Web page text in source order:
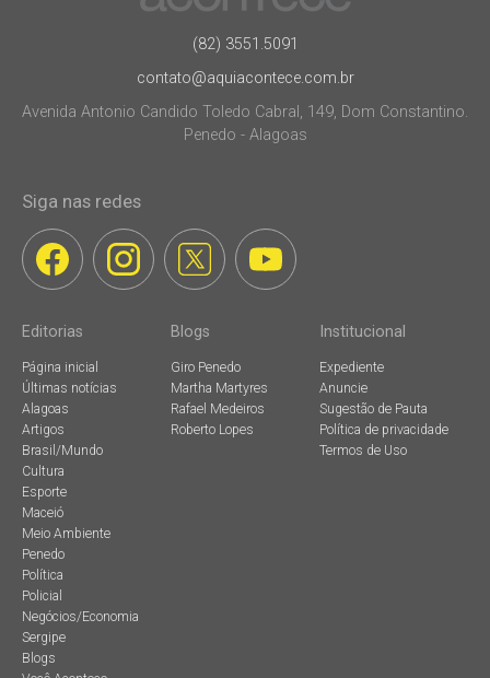
(82) 3551.5091
contato@aquiacontece.com.br
Avenida Antonio Candido Toledo Cabral, 149, Dom Constantino.
Penedo - Alagoas
Siga nas redes
Editorias
Página inicial
Últimas notícias
Alagoas
Artigos
Brasil/Mundo
Cultura
Esporte
Maceió
Meio Ambiente
Penedo
Política
Policial
Negócios/Economia
Sergipe
Blogs
Blogs
Giro Penedo
Martha Martyres
Rafael Medeiros
Roberto Lopes
Institucional
Expediente
Anuncie
Sugestão de Pauta
Política de privacidade
Termos de Uso